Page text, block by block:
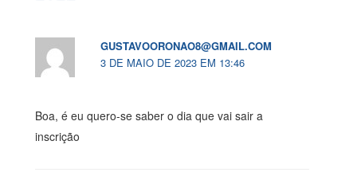
GUSTAVOORONAO8@GMAIL.COM
3 DE MAIO DE 2023 EM 13:46
Boa, é eu quero-se saber o dia que vai sair a
inscrição